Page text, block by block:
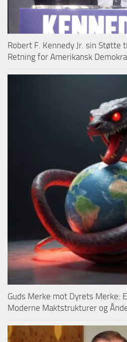
Robert F. Kennedy Jr. sin Støtte
Retning for Amerikansk
Guds Merke mot Dyrets Merke:
Moderne Maktstrukturer og